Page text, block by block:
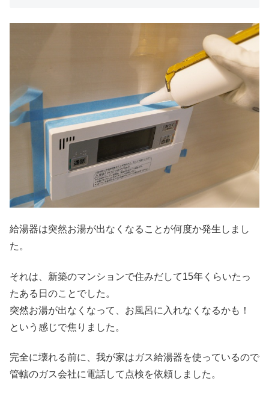
給湯器は突然お湯が出なくなることが何度か発生しまし
た。
それは、新築のマンションで住みだして15年くらいたっ
たある日のことでした。
突然お湯が出なくなって、お風呂に入れなくなるかも！
という感じで焦りました。
完全に壊れる前に、我が家はガス給湯器を使っているので
管轄のガス会社に電話して点検を依頼しました。